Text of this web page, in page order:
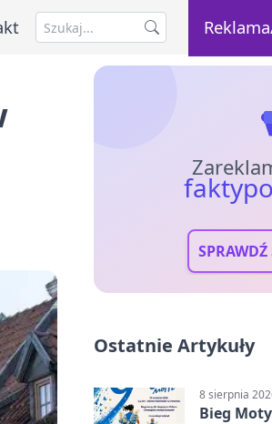
SPRAWDŹ
Ostatnie Artykuły
8 sierpnia
Bieg